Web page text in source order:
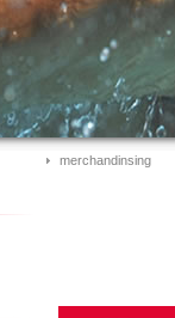
merchandinsing